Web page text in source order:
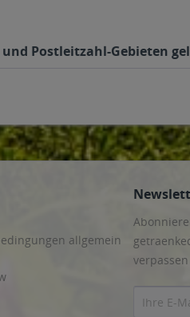
Postleitzahl-Gebieten
allgemein